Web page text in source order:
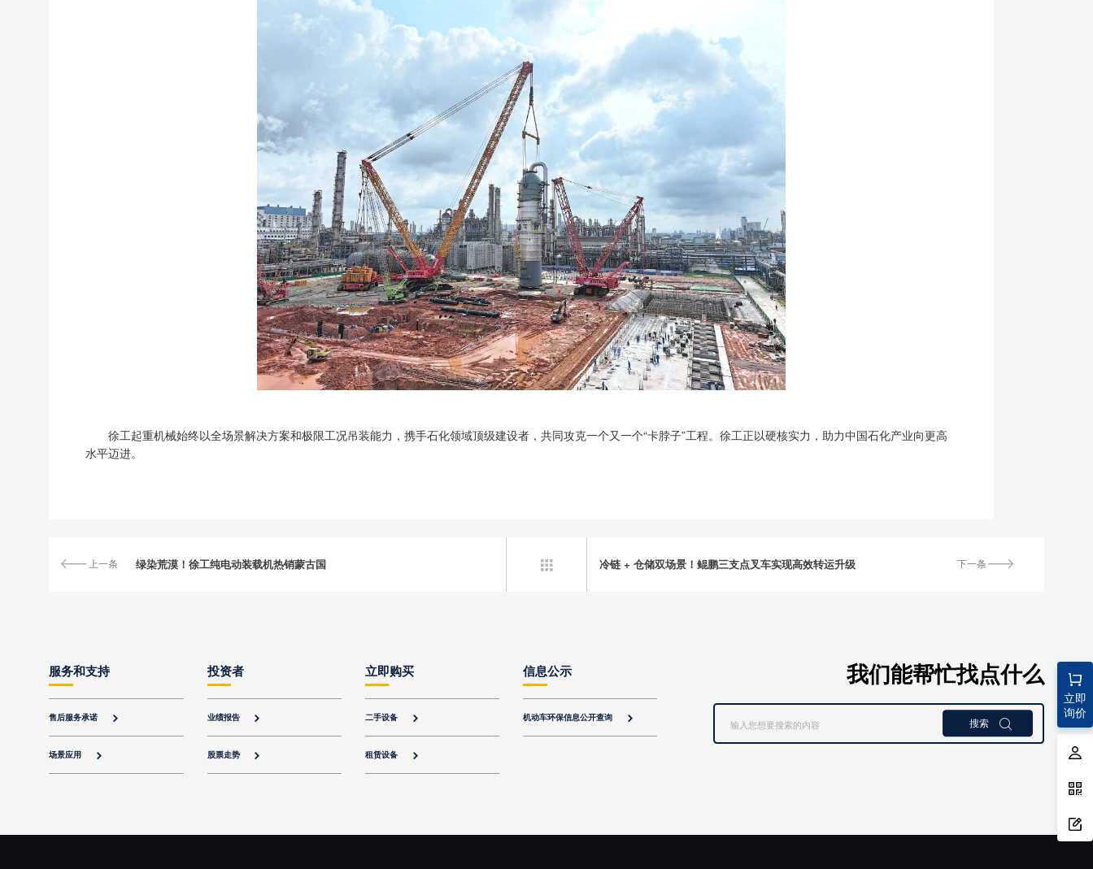
徐工起重机械始终以全场景解决方案和极限工况吊装能力，携手石化领域顶级建设者，共同攻克一个又一个“卡脖子”工程。徐工正以硬核实力，助力中国石化产业向更高
水平迈进。
上一条 绿染荒漠！徐工纯电动装载机热销蒙古国 下一条
冷链 + 仓储双场景！鲲鹏三支点叉车实现高效转运升级

立即
询价
服务和支持
售后服务承诺 
场景应用 
投资者
业绩报告 
股票走势 
立即购买
二手设备 
租赁设备 
信息公示
机动车环保信息公开查询 
我们能帮忙找点什么
搜索 